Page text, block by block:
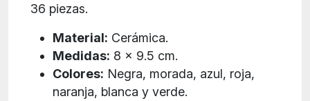
36 piezas.
Material: Cerámica.
Medidas: 8 x 9.5 cm.
Colores: Negra, morada, azul, roja,
naranja, blanca y verde.